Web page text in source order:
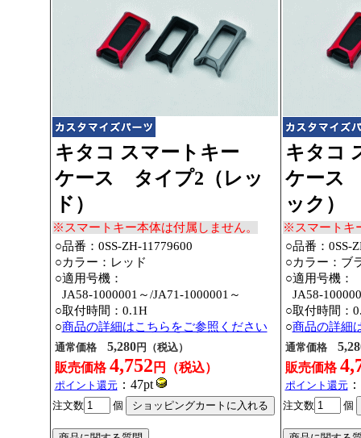
キタコ スマートキー
ケース タイプ2（レッ
ド）
※スマートキー本体は付属しません。
○品番：0SS-ZH-11779600
○カラー：レッド
○適用号機：
JA58-1000001～/JA71-1000001～
○取付時間：0.1H
○商品の詳細はこちらをご参照ください
通常価格 5,280円（税込）
販売価格4,752 円（税込）
ポイント還元：47pt
注文数 個
キタコ
ケース
ック）
※スマートキ
○品番：0SS-
○カラー：ブ
○適用号機：
JA58-
○取付時間：
○商品の詳細
通常価格
販売価格
ポイント還元
注文数 個